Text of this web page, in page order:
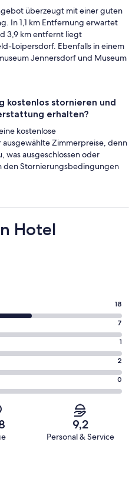
überzeugt mit einer guten
In 1,1 km Entfernung erwartet
3,9 km entfernt liegt
Loipersdorf. Ebenfalls in einem
Jennersdorf und Museum
kostenlos stornieren und
erhalten?
kostenlose
Zimmerpreise, denn
was ausgeschlossen oder
den Stornierungsbedingungen
Hotel
18
7
1
2
0
9,2
Personal & Service